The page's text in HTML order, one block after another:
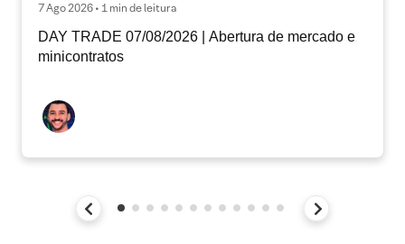
7 Ago 2026 • 1 min de leitura
DAY TRADE 07/08/2026 | Abertura de mercado e
minicontratos